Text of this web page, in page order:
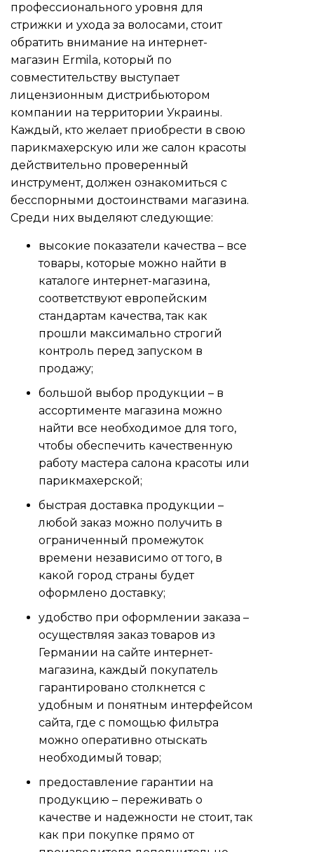
профессионального уровня для
стрижки и ухода за волосами, стоит
обратить внимание на интернет-
магазин Ermila, который по
совместительству выступает
лицензионным дистрибьютором
компании на территории Украины.
Каждый, кто желает приобрести в свою
парикмахерскую или же салон красоты
действительно проверенный
инструмент, должен ознакомиться с
бесспорными достоинствами магазина.
Среди них выделяют следующие:
высокие показатели качества – все
товары, которые можно найти в
каталоге интернет-магазина,
соответствуют европейским
стандартам качества, так как
прошли максимально строгий
контроль перед запуском в
продажу;
большой выбор продукции – в
ассортименте магазина можно
найти все необходимое для того,
чтобы обеспечить качественную
работу мастера салона красоты или
парикмахерской;
быстрая доставка продукции –
любой заказ можно получить в
ограниченный промежуток
времени независимо от того, в
какой город страны будет
оформлено доставку;
удобство при оформлении заказа –
осуществляя заказ товаров из
Германии на сайте интернет-
магазина, каждый покупатель
гарантировано столкнется с
удобным и понятным интерфейсом
сайта, где с помощью фильтра
можно оперативно отыскать
необходимый товар;
предоставление гарантии на
продукцию – переживать о
качестве и надежности не стоит, так
как при покупке прямо от